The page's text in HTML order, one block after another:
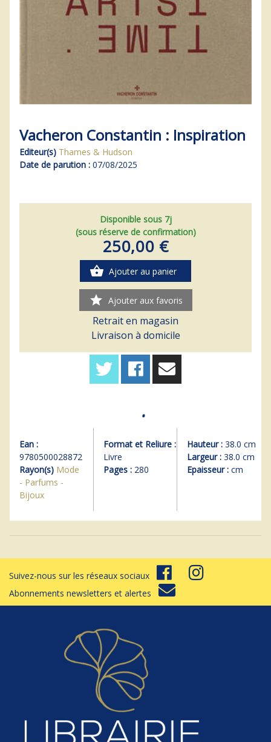
Vacheron Constantin : Inspiration
Editeur(s) Thames & Hudson
Date de parution : 07/08/2025
Disponible sous 7j
(sous réserve de confirmation)
250,00 €
shopping_basket Ajouter au panier
star Ajouter aux favoris
Retrait en magasin
Livraison à domicile
Ean :
9780500028872
Rayon(s) Mode
- Parfums -
Bijoux
Format et Reliure :
Livre
Pages :280
Hauteur : 38.0 cm
Largeur : 38.0 cm
Epaisseur : cm
Suivez-nous sur les réseaux sociaux
Abonnements newsletters et alertes